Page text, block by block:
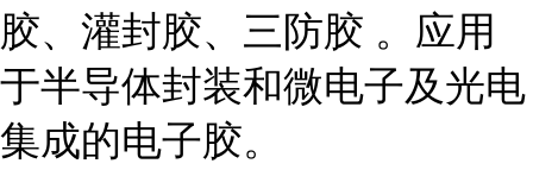
胶、灌封胶、三防胶 。应用
于半导体封装和微电子及光电
集成的电子胶。